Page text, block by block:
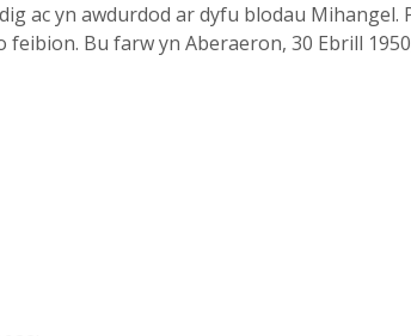
ac yn awdurdod ar dyfu blodau Mihangel.
Bu farw yn Aberaeron, 30 Ebrill